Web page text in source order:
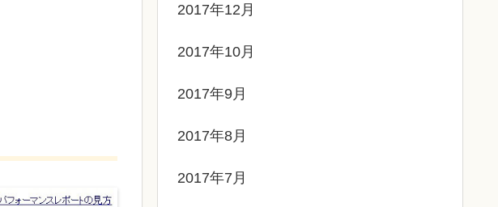
2017年12月
2017年10月
2017年9月
2017年8月
2017年7月